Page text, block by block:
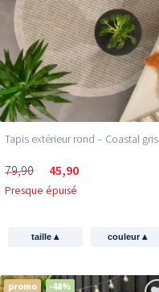
Tapis extérieur rond – Coastal gris
79,90 45,90
Presque épuisé
taille▴ couleur▴
promo -48%